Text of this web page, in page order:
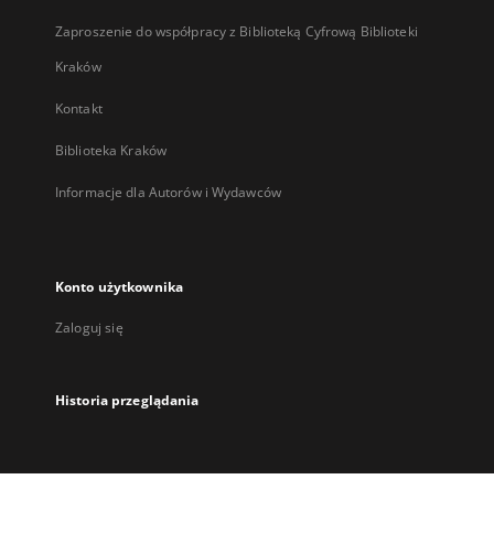
Zaproszenie do współpracy z Biblioteką Cyfrową Biblioteki
Kraków
Kontakt
Biblioteka Kraków
Informacje dla Autorów i Wydawców
Konto użytkownika
Zaloguj się
Historia przeglądania